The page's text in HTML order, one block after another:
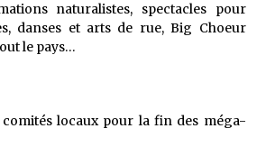
naturalistes, spectacles pour
danses et arts de rue, Big Choeur
le pays…
comités locaux pour la fin des méga-